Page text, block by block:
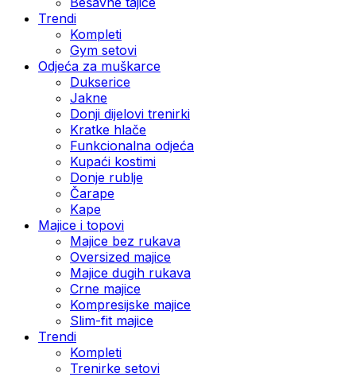
Trendi
Kompleti
Gym setovi
Odjeća za muškarce
Dukserice
Jakne
Donji dijelovi trenirki
Kratke hlače
Funkcionalna odjeća
Kupaći kostimi
Donje rublje
Čarape
Kape
Majice i topovi
Majice bez rukava
Oversized majice
Majice dugih rukava
Crne majice
Kompresijske majice
Slim-fit majice
Trendi
Kompleti
Trenirke setovi